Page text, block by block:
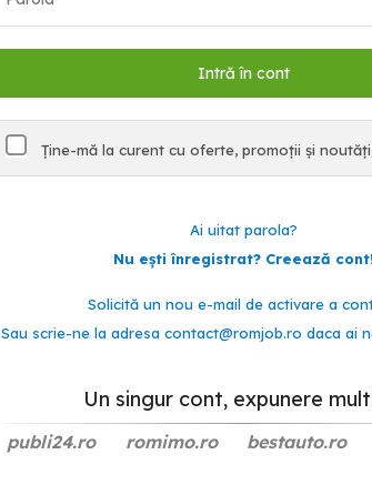
Ține-mă la curent cu oferte, promoții și noutăți
Ai uitat parola?
Nu ești înregistrat? Creează
Solicită un nou e-mail de activare a
Sau scrie-ne la adresa contact@romjob.ro daca ai
Un singur cont, expunere
publi24.ro romimo.ro bestauto.ro